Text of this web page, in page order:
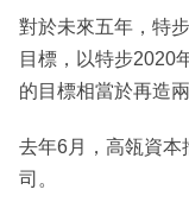
對於未來五年，特
目標，以特步2020
的目標相當於再造兩
去年6月，高瓴資本
司。